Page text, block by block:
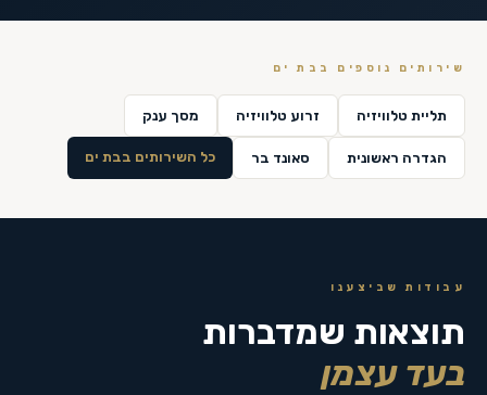
שירותים נוספים ב בת ים
תליית טלוויזיה זרוע טלוויזיה מסך ענק
הגדרה ראשונית סאונד בר כל השירותים בבת ים
עבודות שביצענו
תוצאות שמדברות
בעד עצמן